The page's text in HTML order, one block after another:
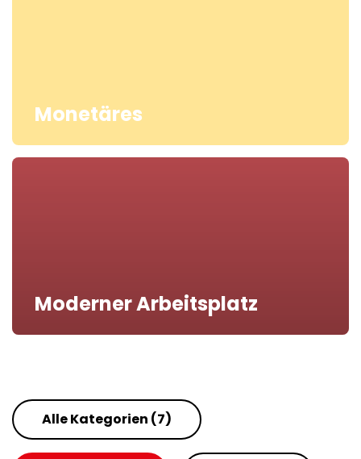
Monetäres
Moderner Arbeitsplatz
Alle Kategorien (7)